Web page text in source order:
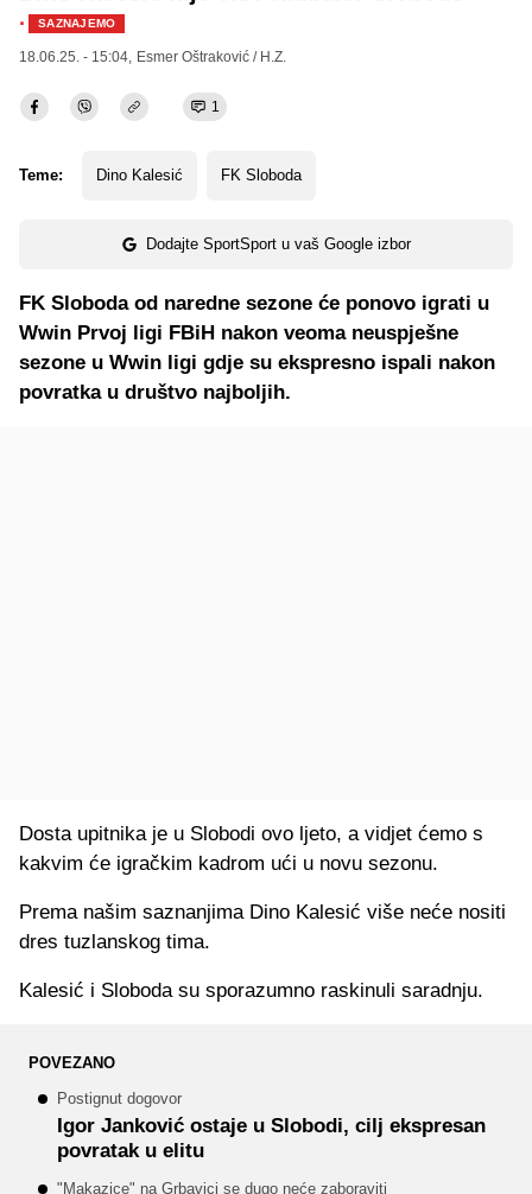
· SAZNAJEMO
18.06.25. - 15:04, Esmer Oštraković / H.Z.
1
Teme: Dino Kalesić FK Sloboda
Dodajte SportSport u vaš Google izbor
FK Sloboda od naredne sezone će ponovo igrati u
Wwin Prvoj ligi FBiH nakon veoma neuspješne
sezone u Wwin ligi gdje su ekspresno ispali nakon
povratka u društvo najboljih.
Dosta upitnika je u Slobodi ovo ljeto, a vidjet ćemo s
kakvim će igračkim kadrom ući u novu sezonu.
Prema našim saznanjima Dino Kalesić više neće nositi
dres tuzlanskog tima.
Kalesić i Sloboda su sporazumno raskinuli saradnju.
POVEZANO
Postignut dogovor
Igor Janković ostaje u Slobodi, cilj ekspresan
povratak u elitu
"Makazice" na Grbavici se dugo neće zaboraviti